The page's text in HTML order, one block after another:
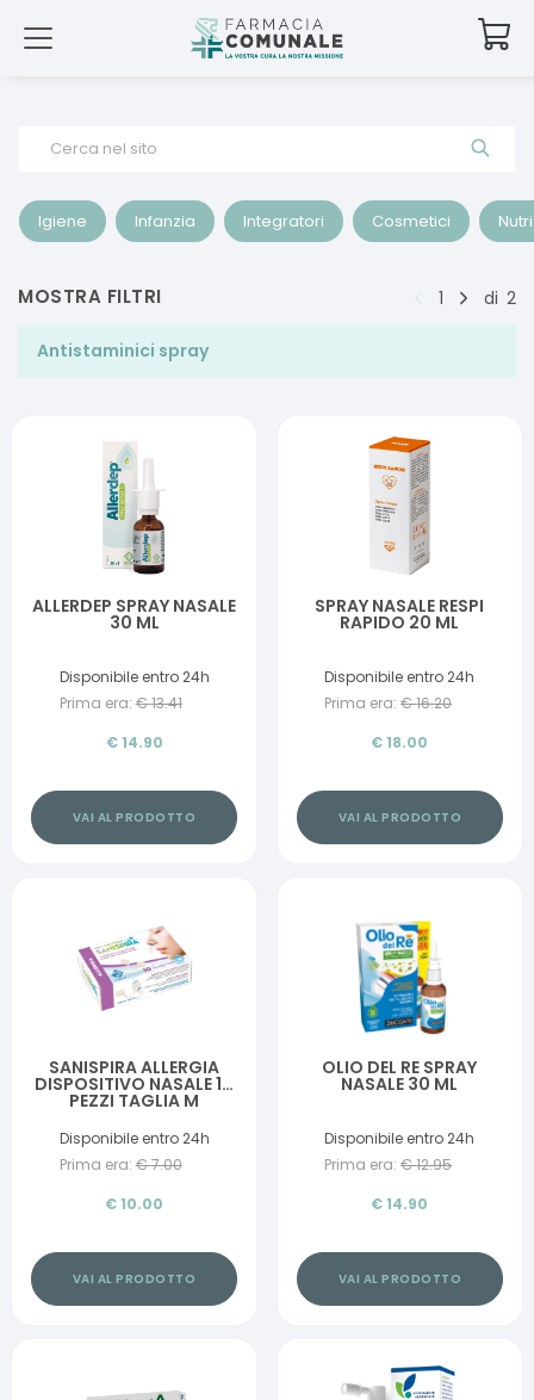
Cerca nel sito
Igiene Infanzia Integratori Cosmetici
MOSTRA FILTRI 1 di 2
Antistaminici spray
ALLERDEP SPRAY NASALE
30 ML
Disponibile entro 24h
Prima era: €13.41
€ 14.90
VAI AL PRODOTTO
SPRAY NASALE RESPI
RAPIDO 20 ML
Disponibile entro 24h
Prima era: €16.20
€ 18.00
VAI AL PRODOTTO
SANISPIRA ALLERGIA
DISPOSITIVO NASALE 10
PEZZI TAGLIA M
Disponibile entro 24h
Prima era: €7.00
€ 10.00
VAI AL PRODOTTO
OLIO DEL RE SPRAY
NASALE 30 ML
Disponibile entro 24h
Prima era: €12.95
€ 14.90
VAI AL PRODOTTO